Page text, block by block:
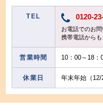
TEL 0120-
お電話でのお
携帯電話から
営業時間 10：00～18：
休業日 年末年始（